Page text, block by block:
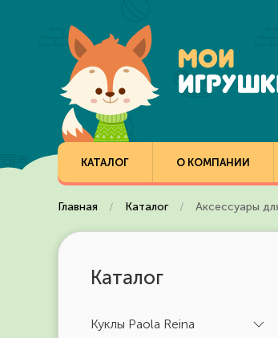
Перейти к содержимому
КАТАЛОГ О КОМПАНИИ
Главная Каталог Аксессуары
Каталог
Куклы Paola Reina